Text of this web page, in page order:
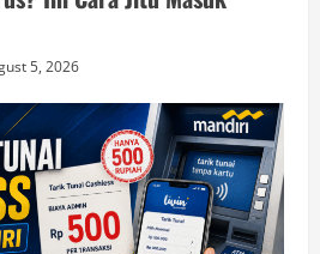
5, 2026